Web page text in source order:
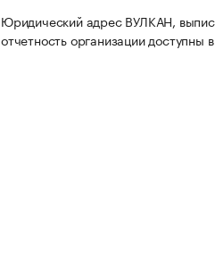
Юридический адрес ВУЛКАН,
отчетность организации доступны